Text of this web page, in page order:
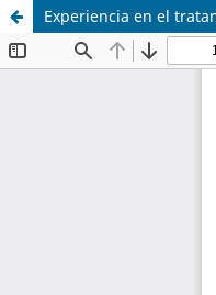
Experiencia en el